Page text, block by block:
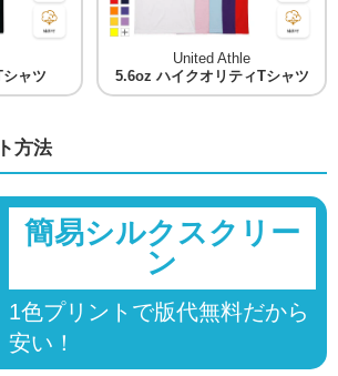
ャツ
United Athle
5.6oz ハイクオリティTシャツ
方法
簡易シルクスクリー
ン
1色プリントで版代無料だから
安い！